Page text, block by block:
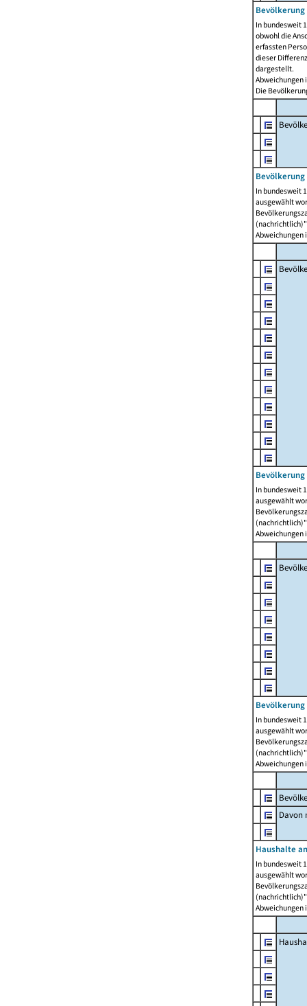
Bevölkerung
In bundesweit
obwohl die
erfassten
dieser
dargestellt.
Abweichungen
Die
In bundesweit
ausgewählt
Abweichungen
In bundesweit
ausgewählt
Abweichungen
In bundesweit
ausgewählt
Abweichungen
Davon
Haushalte
In bundesweit
ausgewählt
Abweichungen